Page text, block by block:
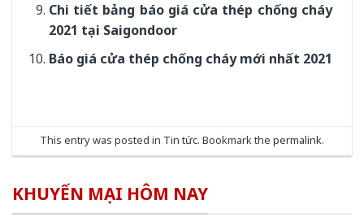
Chi tiết bảng báo giá cửa thép chống cháy
2021 tại Saigondoor
Báo giá cửa thép chống cháy mới nhất 2021
This entry was posted in Tin tức. Bookmark the permalink.
KHUYẾN MẠI HÔM NAY